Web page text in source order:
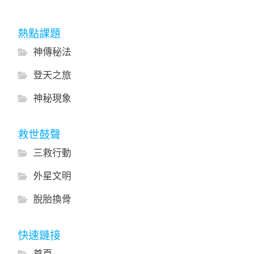
熱點課題
神傳秘法
登天之旅
神秘現象
救世鼓聲
三救行動
外星文明
脫胎換骨
快速鏈接